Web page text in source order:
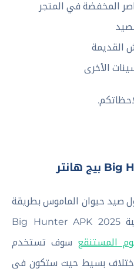
المخفضة في المتجر
القديمة
الأخرى
صيد حيوان الماموس بطريقة
بدائية بواسطة عصا في لعبة Big Hunter APK 2025
المستنقع سوف تستخدم
بسيط حيث ستكون في